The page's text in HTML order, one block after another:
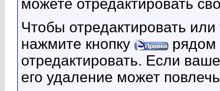
можете отредактировать
Чтобы отредактировать
нажмите кнопку
рядом
отредактировать. Если
его удаление может